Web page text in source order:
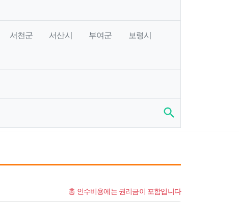
서천군 서산시 부여군
보령시
search
총 인수비용에는 권리금이 포함입니다